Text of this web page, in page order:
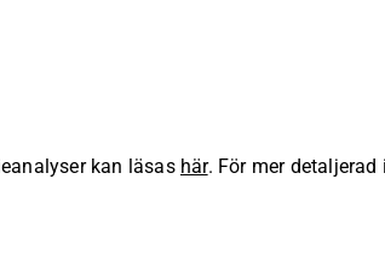
kan läsas här. För mer